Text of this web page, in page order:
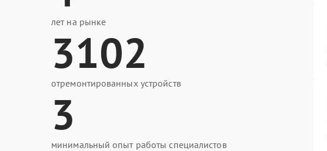
лет на рынке
3102
отремонтированных устройств
3
минимальный опыт работы специалистов